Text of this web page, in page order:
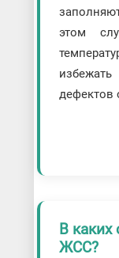
этом
дефектов
В каких
ЖСС?